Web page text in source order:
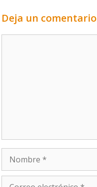
Deja un comentario